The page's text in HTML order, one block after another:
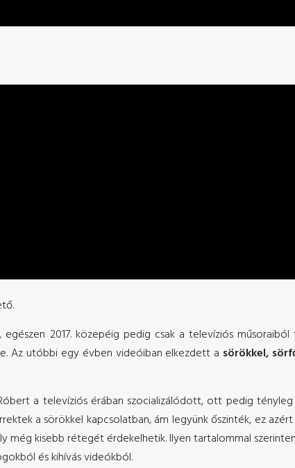
2017. közepéig pedig csak a televíziós
Az utóbbi egy évben videóiban elkezdett a sörökkel,
a televíziós érában szocializálódott, ott pedig
a sörökkel kapcsolatban, ám legyünk őszinték, ez
még kisebb rétegét érdekelhetik. Ilyen tartalommal
és kihívás videókból.